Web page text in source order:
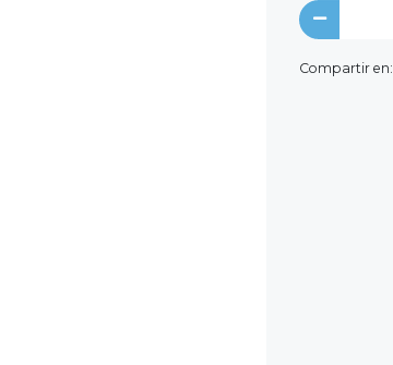
Compartir en: